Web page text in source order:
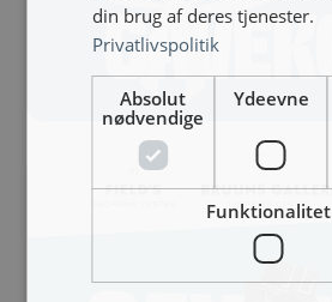
din brug af deres tjenester.
Privatlivspolitik
Absolut
nødvendige
Ydeevne
Funktionalitet